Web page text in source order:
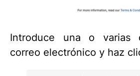
Introduce una o varias
correo electrónico y haz